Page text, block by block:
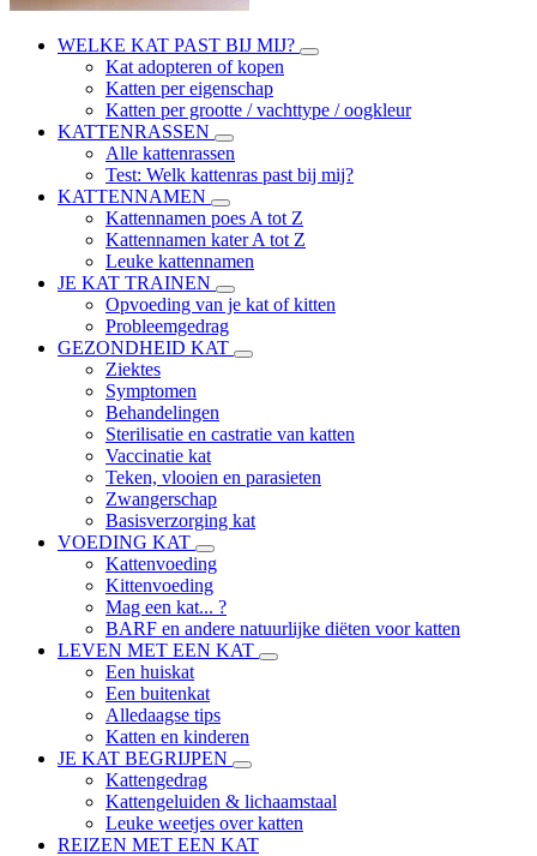
WELKE KAT PAST BIJ MIJ?
Kat adopteren of kopen
Katten per eigenschap
Katten per grootte / vachttype / oogkleur
KATTENRASSEN
Alle kattenrassen
Test: Welk kattenras past bij mij?
KATTENNAMEN
Kattennamen poes A tot Z
Kattennamen kater A tot Z
Leuke kattennamen
JE KAT TRAINEN
Opvoeding van je kat of kitten
Probleemgedrag
GEZONDHEID KAT
Ziektes
Symptomen
Behandelingen
Sterilisatie en castratie van katten
Vaccinatie kat
Teken, vlooien en parasieten
Zwangerschap
Basisverzorging kat
VOEDING KAT
Kattenvoeding
Kittenvoeding
Mag een kat... ?
BARF en andere natuurlijke diëten voor katten
LEVEN MET EEN KAT
Een huiskat
Een buitenkat
Alledaagse tips
Katten en kinderen
JE KAT BEGRIJPEN
Kattengedrag
Kattengeluiden & lichaamstaal
Leuke weetjes over katten
REIZEN MET EEN KAT